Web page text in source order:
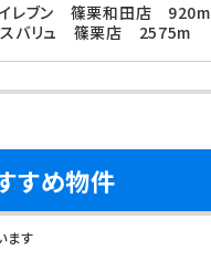
イレブン 篠栗和田店 920m
スバリュ 篠栗店 2575m
すめ物件
ます